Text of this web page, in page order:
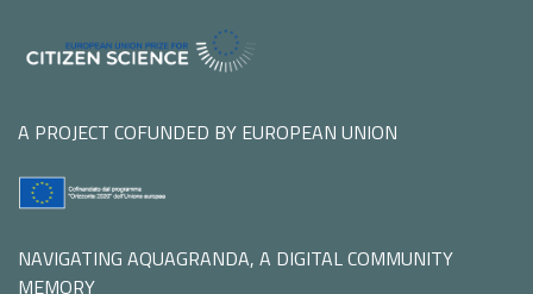
A PROJECT COFUNDED BY EUROPEAN UNION
NAVIGATING AQUAGRANDA, A DIGITAL COMMUNITY
MEMORY